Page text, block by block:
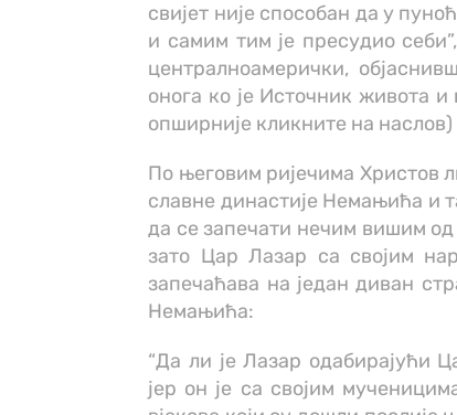
свијет није способан да у
и самим тим је пресудио
централноамерички,
онога ко је Источник живота
опширније кликните на наслов)
По његовим ријечима Христов
славне династије Немањића и
да се запечати нечим вишим од
зато Цар Лазар са својим
запечаћава на један диван
Немањића:
“Да ли је Лазар одабирајући
јер он је са својим